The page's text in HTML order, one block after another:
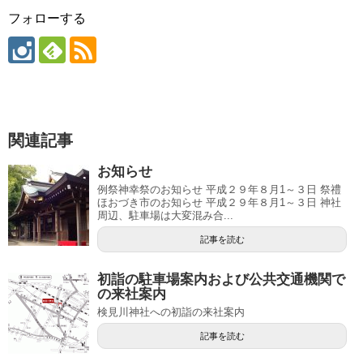
フォローする
関連記事
お知らせ
例祭神幸祭のお知らせ 平成２９年８月1～３日 祭禮
ほおづき市のお知らせ 平成２９年８月1～３日 神社
周辺、駐車場は大変混み合...
記事を読む
初詣の駐車場案内および公共交通機関で
の来社案内
検見川神社への初詣の来社案内
記事を読む